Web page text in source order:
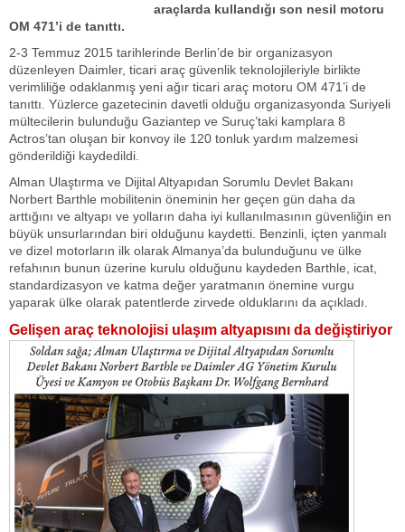
araçlarda kullandığı son nesil motoru
OM 471’i de tanıttı.
2-3 Temmuz 2015 tarihlerinde Berlin’de bir organizasyon
düzenleyen Daimler, ticari araç güvenlik teknolojileriyle birlikte
verimliliğe odaklanmış yeni ağır ticari araç motoru OM 471’i de
tanıttı. Yüzlerce gazetecinin davetli olduğu organizasyonda Suriyeli
mültecilerin bulunduğu Gaziantep ve Suruç’taki kamplara 8
Actros’tan oluşan bir konvoy ile 120 tonluk yardım malzemesi
gönderildiği kaydedildi.
Alman Ulaştırma ve Dijital Altyapıdan Sorumlu Devlet Bakanı
Norbert Barthle mobilitenin öneminin her geçen gün daha da
arttığını ve altyapı ve yolların daha iyi kullanılmasının güvenliğin en
büyük unsurlarından biri olduğunu kaydetti. Benzinli, içten yanmalı
ve dizel motorların ilk olarak Almanya’da bulunduğunu ve ülke
refahının bunun üzerine kurulu olduğunu kaydeden Barthle, icat,
standardizasyon ve katma değer yaratmanın önemine vurgu
yaparak ülke olarak patentlerde zirvede olduklarını da açıkladı.
Gelişen araç teknolojisi ulaşım altyapısını da değiştiriyor